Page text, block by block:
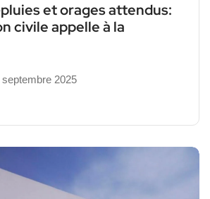
et orages attendus:
civile appelle à la
septembre 2025